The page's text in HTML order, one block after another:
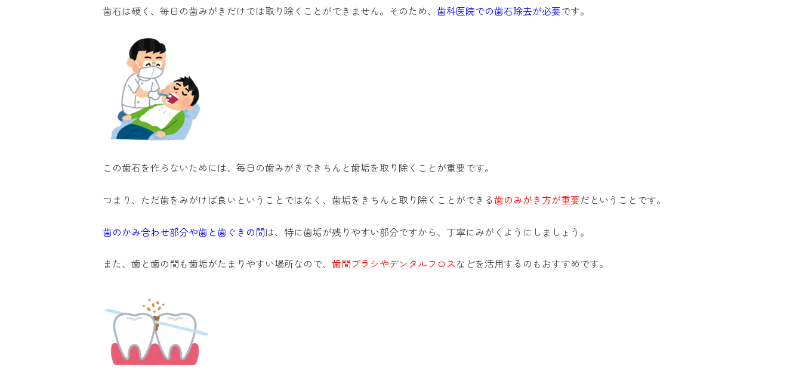
歯石は硬く、毎日の歯みがきだけでは取り除くことができません。そのため、 歯科医院での歯石除去が必要です。
この歯石を作らないためには、毎日の歯みがきできちんと歯垢を取り除くことが重要です。
つまり、ただ歯をみがけば良いということではなく、歯垢をきちんと取り除くことができる歯のみがき方が重要だということです。
歯のかみ合わせ部分や歯と歯ぐきの間は、特に歯垢が残りやすい部分ですから、丁寧にみがくようにしましょう。
また、歯と歯の間も歯垢がたまりやすい場所なので、 歯間ブラシやデンタルフロスなどを活用するのもおすすめです。